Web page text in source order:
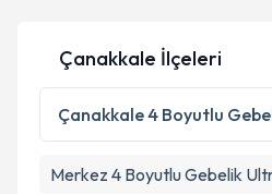
Kişisel verilerimin
Metni'ni okudum ve
kapsamda işlenmesini
Çanakkale İlçeleri
Çanakkale4 Boyutlu
Merkez 4 Boyutlu Gebelik